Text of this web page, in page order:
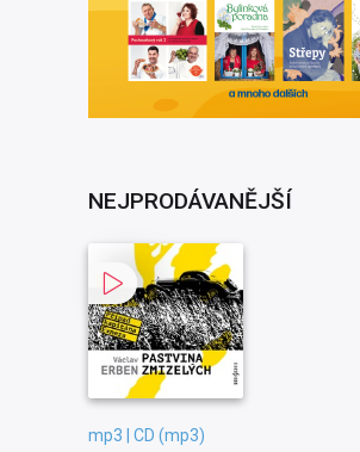
NEJPRODÁVANĚJŠÍ
mp3 | CD (mp3)